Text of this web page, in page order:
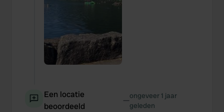
Een locatie
beoordeeld
—ongeveer 1 jaar
geleden